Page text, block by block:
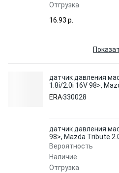
Отгрузка
16.93 p.
датчик давления
1.8i/2.0i 16V 98>,
330028 ERA
ERA330028
датчик давления
98>, Mazda Tribute
Вероятность
Наличие
Отгрузка